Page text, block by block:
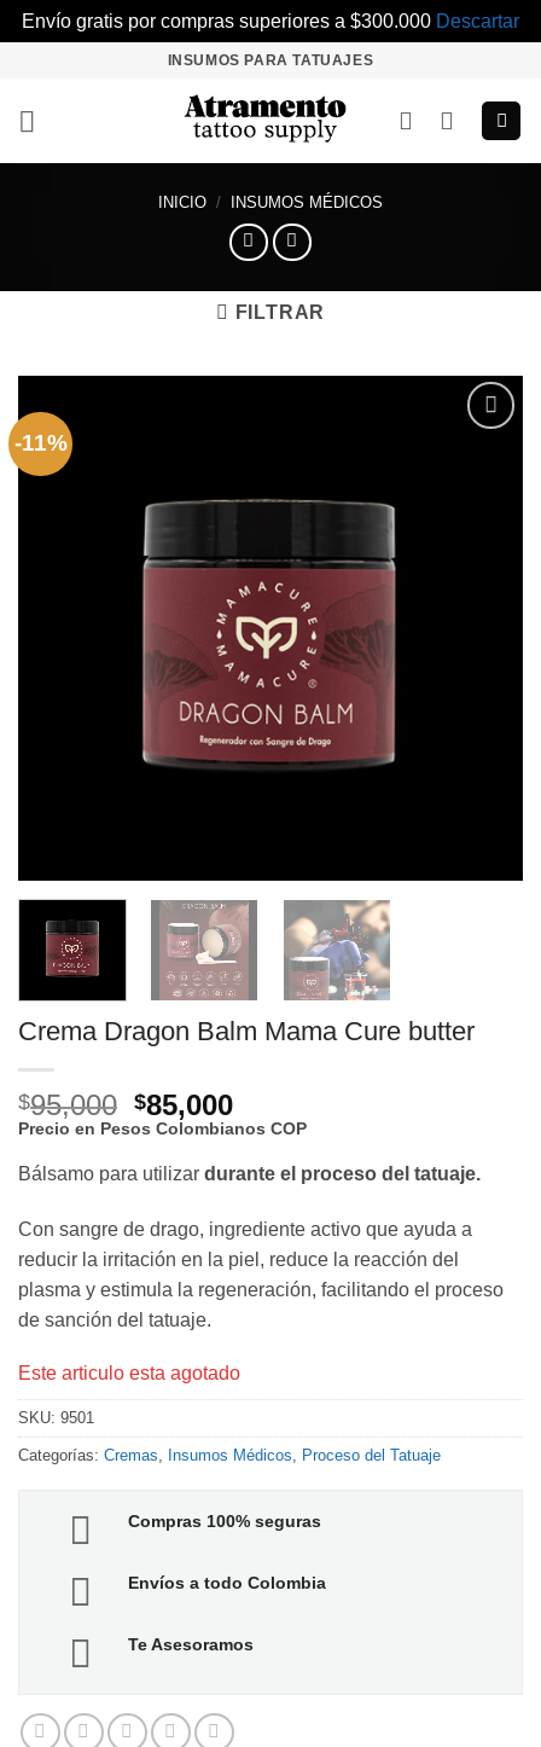
Envío gratis por compras superiores a $300.000 Descartar
contenido
INSUMOS PARA TATUAJES
INICIO / INSUMOS MÉDICOS
FILTRAR
-11%
Crema Dragon Balm Mama Cure butter
$95,000 El
precio
original
era:
$95,000.
$85,000El
precio
actual
es:
$85,000.
Precio en Pesos Colombianos COP
Bálsamo para utilizar durante el proceso del tatuaje.
Con sangre de drago, ingrediente activo que ayuda a
reducir la irritación en la piel, reduce la reacción del
plasma y estimula la regeneración, facilitando el proceso
de sanción del tatuaje.
Este articulo esta agotado
SKU: 9501
Categorías: Cremas Insumos Médicos Proceso del Tatuaje
Compras 100% seguras
Envíos a todo Colombia
Te Asesoramos